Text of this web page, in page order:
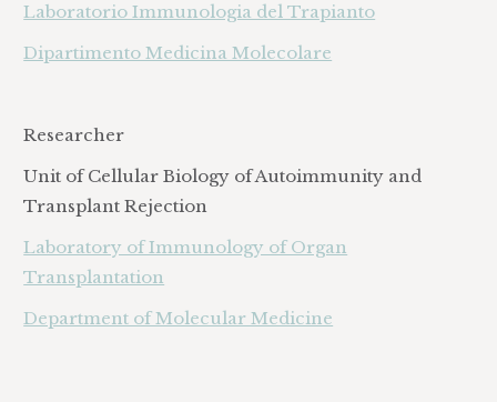
Laboratorio Immunologia del Trapianto
Dipartimento Medicina Molecolare
Researcher
Unit of Cellular Biology of Autoimmunity and
Transplant Rejection
Laboratory of Immunology of Organ
Transplantation
Department of Molecular Medicine